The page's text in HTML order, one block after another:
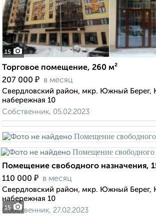
15
Торговое помещение, 260 м²
207 000 ₽ в месяц
Свердловский район, мкр. Южный Берег,
набережная 10
Собственник, 05.02.2023
15
Помещение свободного назначения,
110 000 ₽ в месяц
Свердловский район, мкр. Южный Берег,
набережная 10
Собственник, 27.02.2023